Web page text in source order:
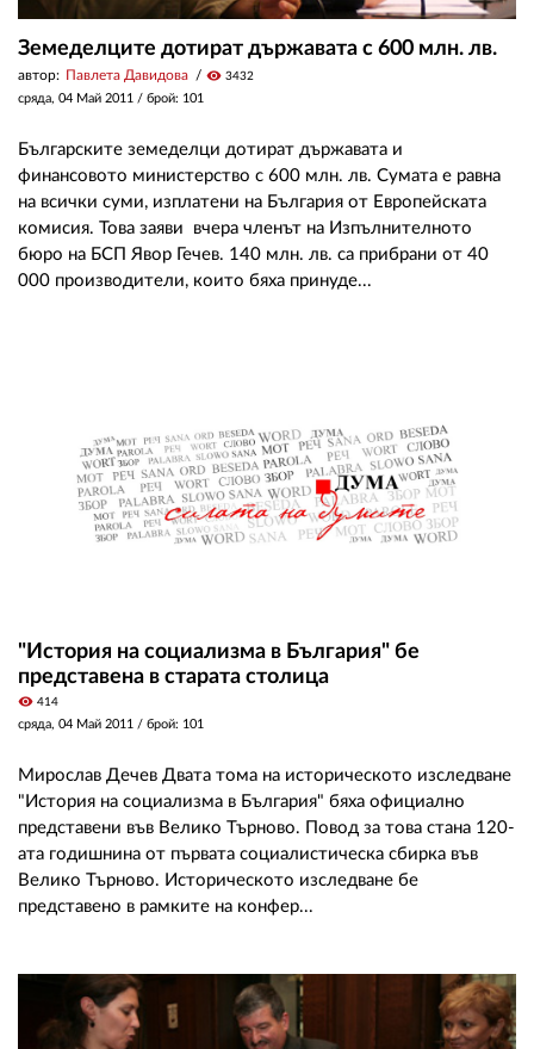
Земеделците дотират държавата с 600 млн. лв.
автор: Павлета Давидова visibility 3432
сряда, 04 Май 2011 / брой: 101
Българските земеделци дотират държавата и
финансовото министерство с 600 млн. лв. Сумата е равна
на всички суми, изплатени на България от Европейската
комисия. Това заяви вчера членът на Изпълнителното
бюро на БСП Явор Гечев. 140 млн. лв. са прибрани от 40
000 производители, които бяха принуде...
"История на социализма в България" бе
представена в старата столица
visibility 414
сряда, 04 Май 2011 / брой: 101
Мирослав Дечев Двата тома на историческото изследване
"История на социализма в България" бяха официално
представени във Велико Търново. Повод за това стана 120-
ата годишнина от първата социалистическа сбирка във
Велико Търново. Историческото изследване бе
представено в рамките на конфер...